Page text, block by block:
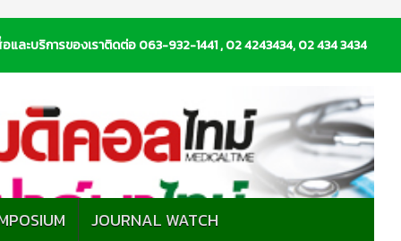
และบริการของเราติดต่อ 063-932-1441 , 02 4243434, 02 434 3434
JOURNAL WATCH